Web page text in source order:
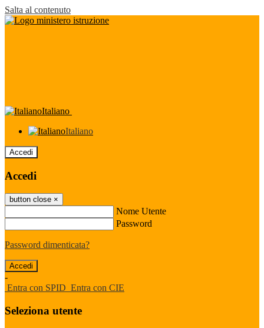
Salta al contenuto
Italiano
Italiano
Accedi
Accedi
button close ×
Nome Utente
Password
Password dimenticata?
-
Entra con SPID Entra con CIE
Seleziona utente